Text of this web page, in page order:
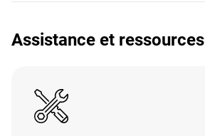
Assistance et ressources